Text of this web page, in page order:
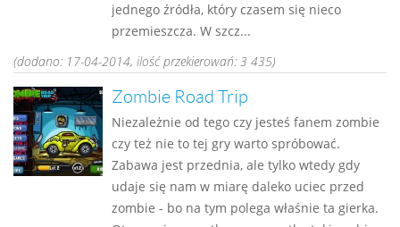
jednego źródła, który czasem się nieco
przemieszcza. W szcz...
(dodano: 17-04-2014, ilość przekierowań: 3 435)
Zombie Road Trip
Niezależnie od tego czy jesteś fanem zombie
czy też nie to tej gry warto spróbować.
Zabawa jest przednia, ale tylko wtedy gdy
udaje się nam w miarę daleko uciec przed
zombie - bo na tym polega właśnie ta gierka.